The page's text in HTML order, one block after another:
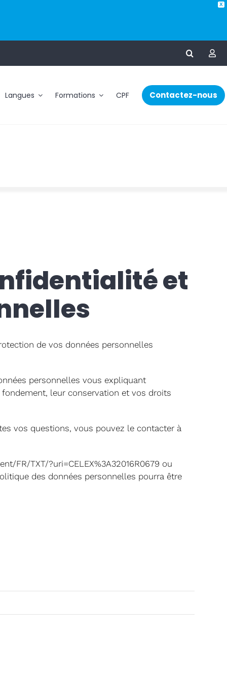
X
Langues Formations CPF Contactez-nous
et
de vos données personnelles
personnelles vous expliquant
leur conservation et vos droits
vos questions, vous pouvez le contacter à
FR/TXT/?uri=CELEX%3A32016R0679 ou
des données personnelles pourra être